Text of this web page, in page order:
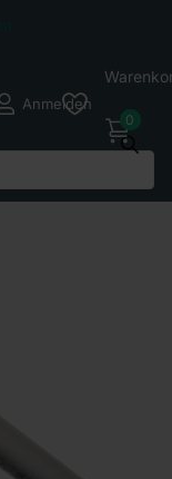
Anmelden
0